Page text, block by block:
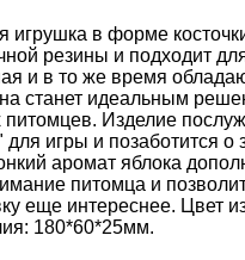
игрушка в форме
резины и подходит
и в то же время
станет идеальным
питомцев. Изделие
игры и позаботится о
аромат яблока
питомца и
еще интереснее. Цвет
180*60*25мм.